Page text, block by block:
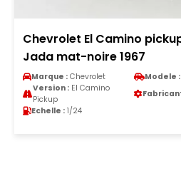
Chevrolet El Camino
Jada mat-noire 1967
Marque : Chevrolet Modele :
Version :El Camino
Pickup
Echelle : 1/24